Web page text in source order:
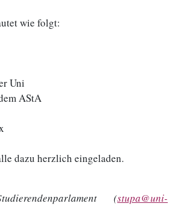
wie folgt:
Uni
AStA
dazu herzlich eingeladen.
(stupa@uni-